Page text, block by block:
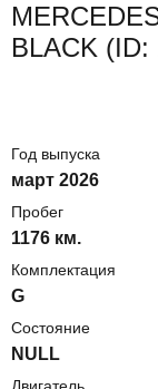
BLACK (ID:
Год выпуска
март 2026
Пробег
1176 км.
Комплектация
G
Состояние
NULL